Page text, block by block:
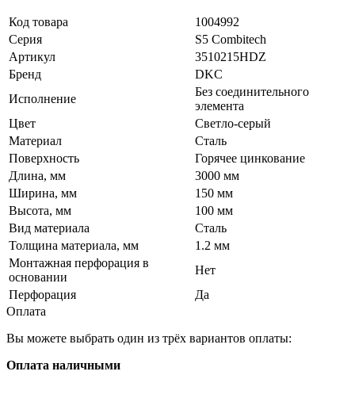
Код товара
1004992
Серия
S5 Combitech
Артикул
3510215HDZ
Бренд
DKC
Исполнение
Без соединительного
элемента
Цвет
Светло-серый
Материал
Сталь
Поверхность
Горячее цинкование
Длина, мм
3000 мм
Ширина, мм
150 мм
Высота, мм
100 мм
Вид материала
Сталь
Толщина материала, мм
1.2 мм
Монтажная перфорация в
основании
Нет
Перфорация
Да
Оплата
Вы можете выбрать один из трёх вариантов оплаты:
Оплата наличными